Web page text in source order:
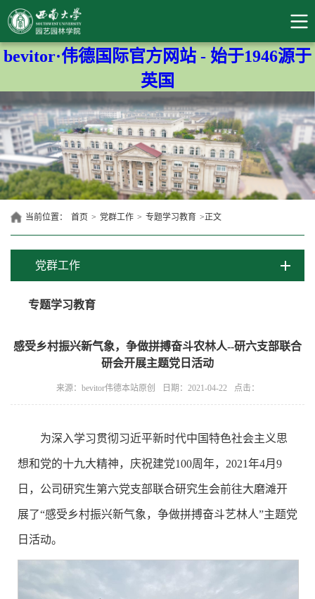
bevitor·伟德国际官方网站 - 始于1946源于
英国
当前位置： 首页 > 党群工作 > 专题学习教育 >正文
党群工作
专题学习教育
感受乡村振兴新气象，争做拼搏奋斗农林人--研六支部联合
研会开展主题党日活动
来源：bevitor伟德本站原创 日期：2021-04-22 点击：
为深入学习贯彻习近平新时代中国特色社会主义思
想和党的十九大精神，庆祝建党100周年，2021年4月9
日，公司研究生第六党支部联合研究生会前往大磨滩开
展了“感受乡村振兴新气象，争做拼搏奋斗艺林人”主题党
日活动。